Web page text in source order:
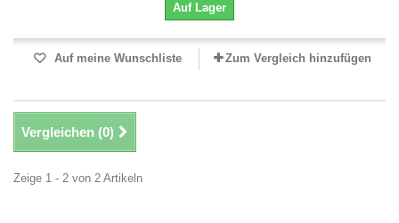
Auf Lager
Auf meine Wunschliste Zum Vergleich hinzufügen
Vergleichen (0)
Zeige 1 - 2 von 2 Artikeln